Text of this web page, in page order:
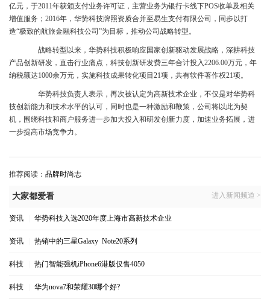
亿元 ，于2011年获颁支付业务许可证， 主营业务为银行卡线下POS收单及相关
增值服务 ； 2016年，华势科技牌照资质合并至易生支付有限公司，同步以打
造“极致的航旅金融科技公司”为目标，推动公司战略转型。
战略转型以来，华势科技积极响应国家创新驱动发展战略，深耕科技
产品创新研发，直击行业痛点， 科技创新研发费三年合计投入2206.00万元， 年
纳税额达1000余万元， 实施科技成果转化项目 21项，共有软件著作权21项。
华势科技负责人表示，再次被认定为高新技术企业，不仅是对华势科
技创新能力和技术水平的认可，同时也是一种激励和鞭策，公司将以此为契
机，围绕科技和商户服务进一步加大投入和研发创新力度，加速业务拓展，进
一步提高市场竞争力。
推荐阅读： 品牌时尚志
大家都爱看 进入新闻频道 >
资讯 华势科技入选2020年度上海市高新技术企业
资讯 热销中的三星Galaxy Note20系列
科技 热门智能强机iPhone6港版仅售4050
科技 华为nova7和荣耀30哪个好?